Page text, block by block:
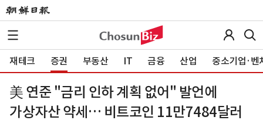
재테크 증권 부동산 IT 금융 산업 중소기업·벤
美 연준 "금리 인하 계획 없어" 발언에
가상자산 약세… 비트코인 11만7484달러